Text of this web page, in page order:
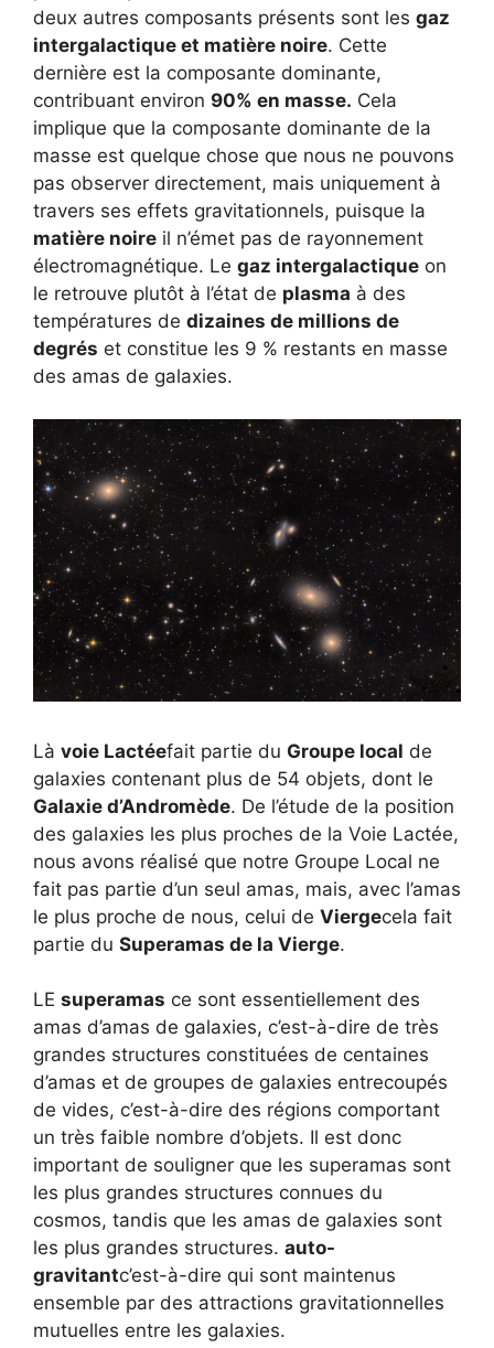
deux autres composants présents sont les gaz
intergalactique et matière noire. Cette
dernière est la composante dominante,
contribuant environ 90% en masse. Cela
implique que la composante dominante de la
masse est quelque chose que nous ne pouvons
pas observer directement, mais uniquement à
travers ses effets gravitationnels, puisque la
matière noire il n’émet pas de rayonnement
électromagnétique. Le gaz intergalactique on
le retrouve plutôt à l’état de plasma à des
températures de dizaines de millions de
degrés et constitue les 9 % restants en masse
des amas de galaxies.
Là voie Lactéefait partie du Groupe local de
galaxies contenant plus de 54 objets, dont le
Galaxie d’Andromède. De l’étude de la position
des galaxies les plus proches de la Voie Lactée,
nous avons réalisé que notre Groupe Local ne
fait pas partie d’un seul amas, mais, avec l’amas
le plus proche de nous, celui de Viergecela fait
partie du Superamas de la Vierge.
LE superamas ce sont essentiellement des
amas d’amas de galaxies, c’est-à-dire de très
grandes structures constituées de centaines
d’amas et de groupes de galaxies entrecoupés
de vides, c’est-à-dire des régions comportant
un très faible nombre d’objets. Il est donc
important de souligner que les superamas sont
les plus grandes structures connues du
cosmos, tandis que les amas de galaxies sont
les plus grandes structures. auto-
gravitantc’est-à-dire qui sont maintenus
ensemble par des attractions gravitationnelles
mutuelles entre les galaxies.